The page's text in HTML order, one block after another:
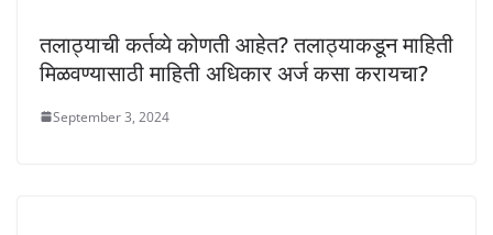
तलाठ्याची कर्तव्ये कोणती आहेत? तलाठ्याकडून माहिती
मिळवण्यासाठी माहिती अधिकार अर्ज कसा करायचा?
September 3, 2024